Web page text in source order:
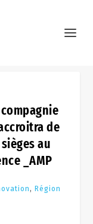
de
au
_AMP
, Région